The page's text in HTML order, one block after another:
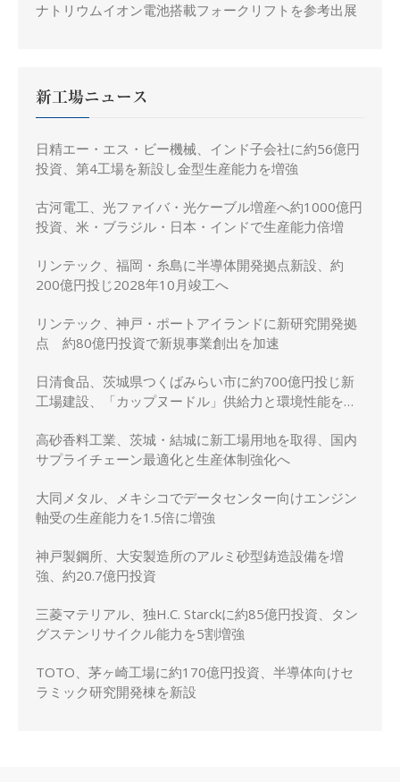
ナトリウムイオン電池搭載フォークリフトを参考出展
新工場ニュース
日精エー・エス・ビー機械、インド子会社に約56億円
投資、第4工場を新設し金型生産能力を増強
古河電工、光ファイバ・光ケーブル増産へ約1000億円
投資、米・ブラジル・日本・インドで生産能力倍増
リンテック、福岡・糸島に半導体開発拠点新設、約
200億円投じ2028年10月竣工へ
リンテック、神戸・ポートアイランドに新研究開発拠
点 約80億円投資で新規事業創出を加速
日清食品、茨城県つくばみらい市に約700億円投じ新
工場建設、「カップヌードル」供給力と環境性能を強
高砂香料工業、茨城・結城に新工場用地を取得、国内
サプライチェーン最適化と生産体制強化へ
大同メタル、メキシコでデータセンター向けエンジン
軸受の生産能力を1.5倍に増強
神戸製鋼所、大安製造所のアルミ砂型鋳造設備を増
強、約20.7億円投資
三菱マテリアル、独H.C. Starckに約85億円投資、タン
グステンリサイクル能力を5割増強
TOTO、茅ヶ崎工場に約170億円投資、半導体向けセ
ラミック研究開発棟を新設